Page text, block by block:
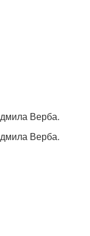
Верба.
Верба.